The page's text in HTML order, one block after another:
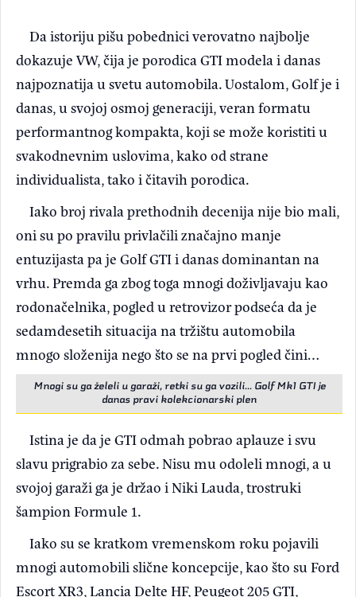
Da istoriju pišu pobednici verovatno najbolje
dokazuje VW, čija je porodica GTI modela i danas
najpoznatija u svetu automobila. Uostalom, Golf je i
danas, u svojoj osmoj generaciji, veran formatu
performantnog kompakta, koji se može koristiti u
svakodnevnim uslovima, kako od strane
individualista, tako i čitavih porodica.
Iako broj rivala prethodnih decenija nije bio mali,
oni su po pravilu privlačili značajno manje
entuzijasta pa je Golf GTI i danas dominantan na
vrhu. Premda ga zbog toga mnogi doživljavaju kao
rodonačelnika, pogled u retrovizor podseća da je
sedamdesetih situacija na tržištu automobila
mnogo složenija nego što se na prvi pogled čini…
Mnogi su ga želeli u garaži, retki su ga vozili... Golf Mk1 GTI je
danas pravi kolekcionarski plen
Istina je da je GTI odmah pobrao aplauze i svu
slavu prigrabio za sebe. Nisu mu odoleli mnogi, a u
svojoj garaži ga je držao i Niki Lauda, trostruki
šampion Formule 1.
Iako su se kratkom vremenskom roku pojavili
mnogi automobili slične koncepcije, kao što su Ford
Escort XR3, Lancia Delte HF, Peugeot 205 GTI,